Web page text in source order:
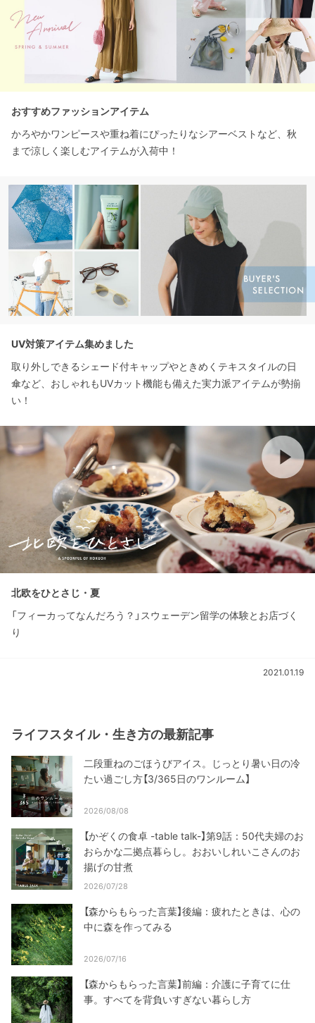
おすすめファッションアイテム
かろやかワンピースや重ね着にぴったりなシアーベストなど、秋
まで涼しく楽しむアイテムが入荷中！
UV対策アイテム集めました
取り外しできるシェード付キャップやときめくテキスタイルの日
傘など、おしゃれもUVカット機能も備えた実力派アイテムが勢揃
い！
北欧をひとさじ・夏
「フィーカってなんだろう？」スウェーデン留学の体験とお店づく
り
2021.01.19
ライフスタイル・生き方の最新記事
二段重ねのごほうびアイス。じっとり暑い日の冷
たい過ごし方【3/365日のワンルーム】
2026/08/08
【かぞくの食卓 -table talk-】第9話：50代夫婦のお
おらかな二拠点暮らし。おおいしれいこさんのお
揚げの甘煮
2026/07/28
【森からもらった言葉】後編：疲れたときは、心の
中に森を作ってみる
2026/07/16
【森からもらった言葉】前編：介護に子育てに仕
事。すべてを背負いすぎない暮らし方